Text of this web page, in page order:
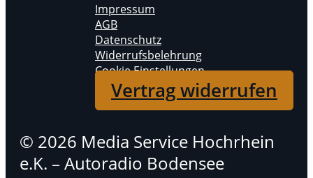
Impressum
AGB
Datenschutz
Widerrufsbelehrung
Cookie Einstellungen
Vertrag widerrufen
© 2026 Media Service Hochrhein
e.K. – Autoradio Bodensee